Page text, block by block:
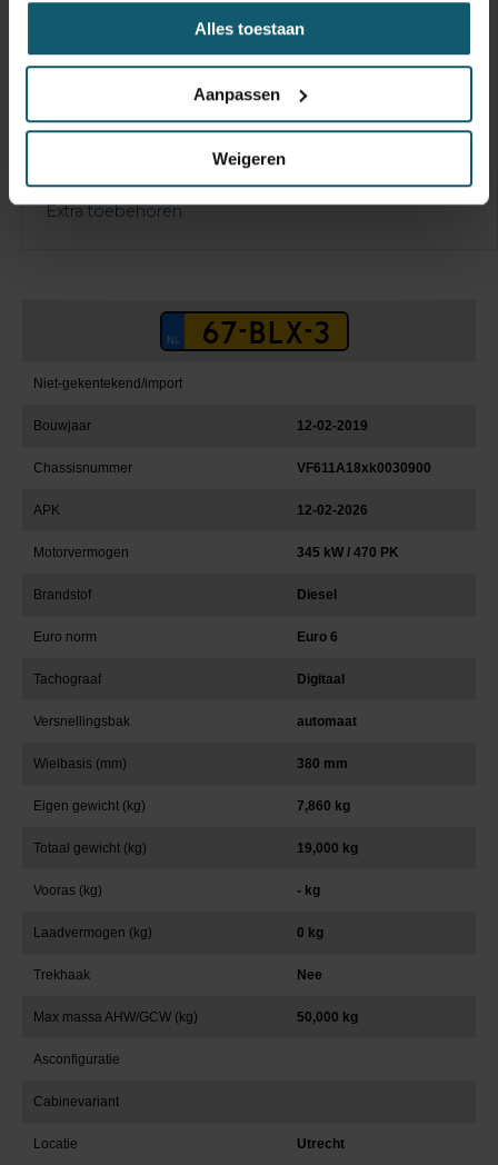
Alles toestaan
Aanpassen
Weigeren
Hefvermogen
Extra toebehoren
Niet-gekentekend/import
Bouwjaar 12-02-2019
Chassisnummer VF611A18xk0030900
APK 12-02-2026
Motorvermogen 345 kW / 470 PK
Brandstof Diesel
Euro norm Euro 6
Tachograaf Digitaal
Versnellingsbak automaat
Wielbasis (mm) 380 mm
Eigen gewicht (kg) 7,860 kg
Totaal gewicht (kg) 19,000 kg
Vooras (kg) - kg
Laadvermogen (kg) 0 kg
Trekhaak Nee
Max massa AHW/GCW (kg) 50,000 kg
Asconfiguratie
Cabinevariant
Locatie Utrecht